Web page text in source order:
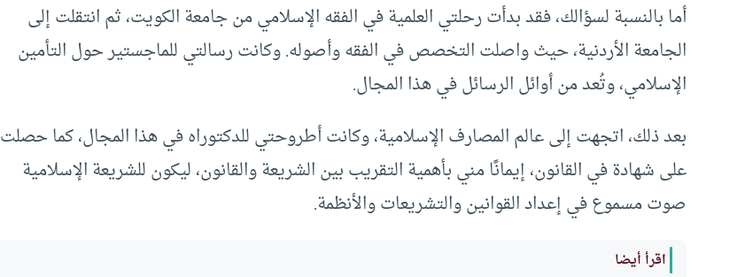
أما بالنسبة لسؤالك، فقد بدأت رحلتي العلمية في الفقه الإسلامي من جامعة الكويت، ثم انتقلت إلى
الجامعة الأردنية، حيث واصلت التخصص في الفقه وأصوله. وكانت رسالتي للماجستير حول التأمين
الإسلامي، وتُعد من أوائل الرسائل في هذا المجال.
بعد ذلك، اتجهت إلى عالم المصارف الإسلامية، وكانت أطروحتي للدكتوراه في هذا المجال، كما حصلت
على شهادة في القانون، إيمانًا مني بأهمية التقريب بين الشريعة والقانون، ليكون للشريعة الإسلامية
صوت مسموع في إعداد القوانين والتشريعات والأنظمة.
اقرأ أيضا